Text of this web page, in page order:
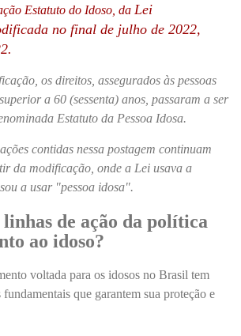
Estatuto do Idoso, da Lei
no final de julho de 2022,
os direitos, assegurados às pessoas
a 60 (sessenta) anos, passaram a ser
Estatuto da Pessoa Idosa.
contidas nessa postagem continuam
da modificação, onde a Lei usava a
a usar "pessoa idosa".
linhas de ação da política
ao idoso?
voltada para os idosos no Brasil tem
que garantem sua proteção e